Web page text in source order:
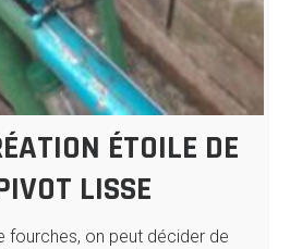
ÉTOILE DE
LISSE
fourches, on peut décider de